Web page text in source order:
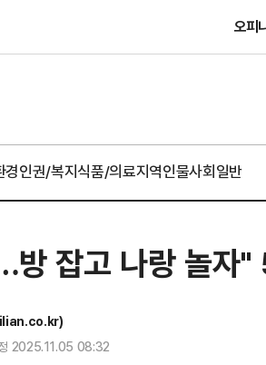
오피
경인권/복지식품/의료지역인물사회일반
방 잡고 나랑 놀자
2025.11.05 08:32